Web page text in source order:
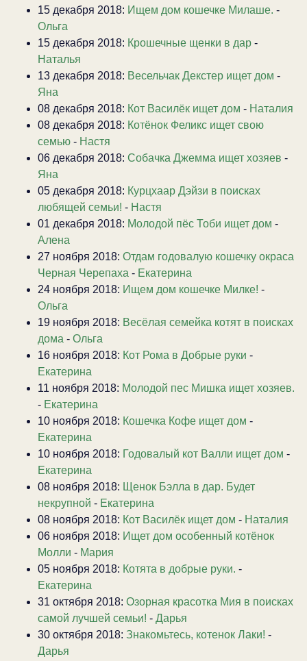
15 декабря 2018: Ищем дом кошечке Милаше. -
Ольга
15 декабря 2018: Крошечные щенки в дар -
Наталья
13 декабря 2018: Весельчак Декстер ищет дом -
Яна
08 декабря 2018: Кот Василёк ищет дом - Наталия
08 декабря 2018: Котёнок Феликс ищет свою
семью - Настя
06 декабря 2018: Собачка Джемма ищет хозяев -
Яна
05 декабря 2018: Курцхаар Дэйзи в поисках
любящей семьи! - Настя
01 декабря 2018: Молодой пёс Тоби ищет дом -
Алена
27 ноября 2018: Отдам годовалую кошечку окраса
Черная Черепаха - Екатерина
24 ноября 2018: Ищем дом кошечке Милке! -
Ольга
19 ноября 2018: Весёлая семейка котят в поисках
дома - Ольга
16 ноября 2018: Кот Рома в Добрые руки -
Екатерина
11 ноября 2018: Молодой пес Мишка ищет хозяев.
- Екатерина
10 ноября 2018: Кошечка Кофе ищет дом -
Екатерина
10 ноября 2018: Годовалый кот Валли ищет дом -
Екатерина
08 ноября 2018: Щенок Бэлла в дар. Будет
некрупной - Екатерина
08 ноября 2018: Кот Василёк ищет дом - Наталия
06 ноября 2018: Ищет дом особенный котёнок
Молли - Мария
05 ноября 2018: Котята в добрые руки. -
Екатерина
31 октября 2018: Озорная красотка Мия в поисках
самой лучшей семьи! - Дарья
30 октября 2018: Знакомьтесь, котенок Лаки! -
Дарья